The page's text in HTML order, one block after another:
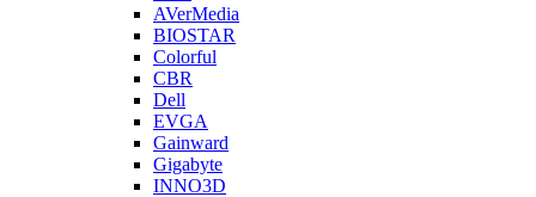
AVerMedia
BIOSTAR
Colorful
CBR
Dell
EVGA
Gainward
Gigabyte
INNO3D